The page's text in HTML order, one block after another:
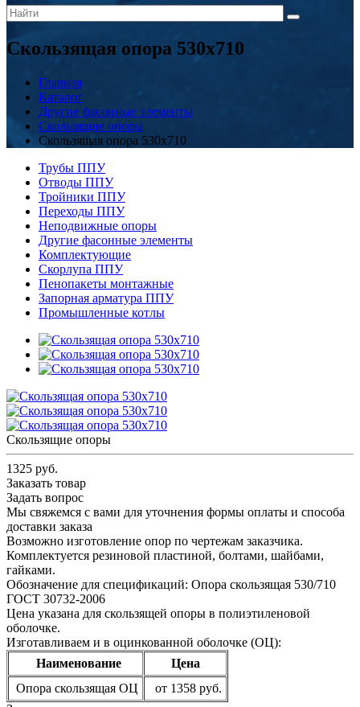
Скользящая опора 530x710
Главная
Каталог
Другие фасонные элементы
Скользящие опоры
Скользящая опора 530x710
Трубы ППУ
Отводы ППУ
Тройники ППУ
Переходы ППУ
Неподвижные опоры
Другие фасонные элементы
Комплектующие
Скорлупа ППУ
Пенопакеты монтажные
Запорная арматура ППУ
Промышленные котлы
Скользящие опоры
1325 руб.
Заказать товар
Задать вопрос
Мы свяжемся с вами для уточнения формы оплаты и способа
доставки заказа
Возможно изготовление опор по чертежам заказчика.
Комплектуется резиновой пластиной, болтами, шайбами,
гайками.
Обозначение для спецификаций: Опора скользящая 530/710
ГОСТ 30732-2006
Цена указана для скользящей опоры в полиэтиленовой
оболочке.
Изготавливаем и в оцинкованной оболочке (ОЦ):
Наименование
Цена
Опора скользящая ОЦ
от 1358 руб.